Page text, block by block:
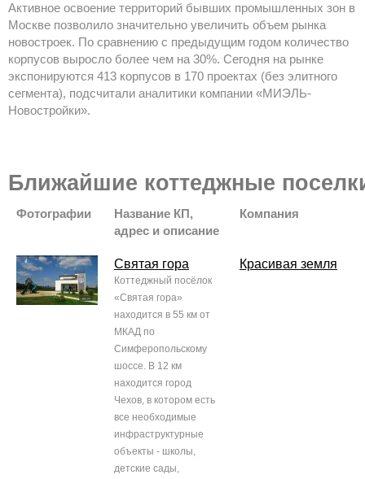
Активное освоение территорий бывших промышленных зон в
Москве позволило значительно увеличить объем рынка
новостроек. По сравнению с предыдущим годом количество
корпусов выросло более чем на 30%. Сегодня на рынке
экспонируются 413 корпусов в 170 проектах (без элитного
сегмента), подсчитали аналитики компании «МИЭЛЬ-
Новостройки».
Ближайшие коттеджные
Фотографии
Название КП,
адрес и описание
Компания
Святая гора
Коттеджный посёлок
«Святая гора»
находится в 55 км от
МКАД по
Симферопольскому
шоссе. В 12 км
находится город
Чехов, в котором есть
все необходимые
инфраструктурные
объекты - школы,
детские сады,
Красивая земля